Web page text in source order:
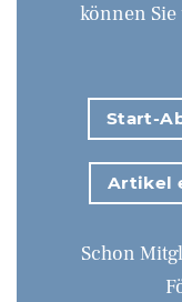
können
Start-
Artikel
Schon